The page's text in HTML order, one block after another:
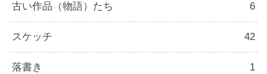
古い作品（物語）たち 6
スケッチ 42
落書き 1